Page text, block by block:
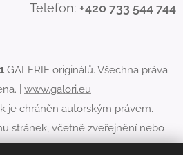
Telefon: +420 733 544 744
GALERIE originálů. Všechna práva
| www.galori.eu
je chráněn autorským právem.
stránek, včetně zveřejnění nebo